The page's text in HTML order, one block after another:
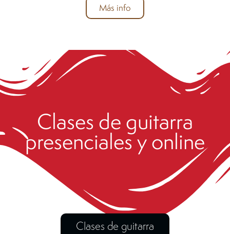
Más info
Clases de guitarra
presenciales y online
Clases de guitarra